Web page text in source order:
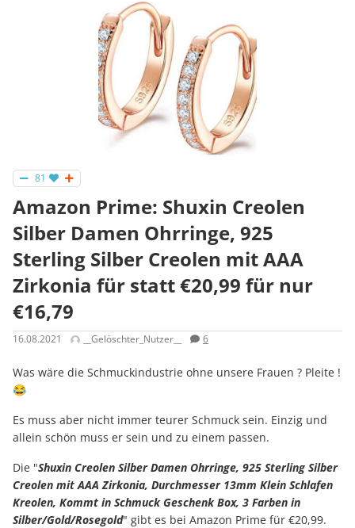
81
Amazon Prime: Shuxin Creolen
Silber Damen Ohrringe, 925
Sterling Silber Creolen mit AAA
Zirkonia für statt €20,99 für nur
€16,79
16.08.2021 __Gelöschter_Nutzer__ 6
Was wäre die Schmuckindustrie ohne unsere Frauen ? Pleite !
😂
Es muss aber nicht immer teurer Schmuck sein. Einzig und
allein schön muss er sein und zu einem passen.
Die "Shuxin Creolen Silber Damen Ohrringe, 925 Sterling Silber
Creolen mit AAA Zirkonia, Durchmesser 13mm Klein Schlafen
Kreolen, Kommt in Schmuck Geschenk Box, 3 Farben in
Silber/Gold/Rosegold" gibt es bei Amazon Prime für €20,99.